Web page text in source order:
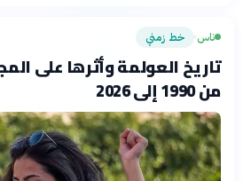
ناس› خط زمني
تاريخ العولمة وأثرها على
من 1990 إلى 2026